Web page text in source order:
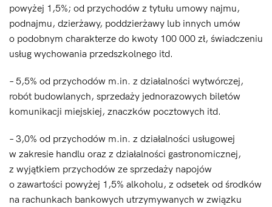
powyżej 1,5%; od przychodów z tytułu umowy najmu,
podnajmu, dzierżawy, poddzierżawy lub innych umów
o podobnym charakterze do kwoty 100 000 zł, świadczeniu
usług wychowania przedszkolnego itd.
– 5,5% od przychodów m.in. z działalności wytwórczej,
robót budowlanych, sprzedaży jednorazowych biletów
komunikacji miejskiej, znaczków pocztowych itd.
– 3,0% od przychodów m.in. z działalności usługowej
w zakresie handlu oraz z działalności gastronomicznej,
z wyjątkiem przychodów ze sprzedaży napojów
o zawartości powyżej 1,5% alkoholu, z odsetek od środków
na rachunkach bankowych utrzymywanych w związku